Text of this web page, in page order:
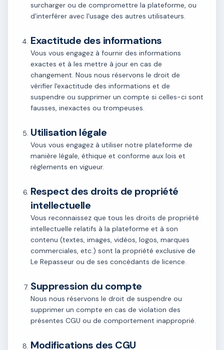
surcharger ou de compromettre la plateforme, ou
d'interférer avec l'usage des autres utilisateurs.
Exactitude des informations
Vous vous engagez à fournir des informations
exactes et à les mettre à jour en cas de
changement. Nous nous réservons le droit de
vérifier l'exactitude des informations et de
suspendre ou supprimer un compte si celles-ci sont
fausses, inexactes ou trompeuses.
Utilisation légale
Vous vous engagez à utiliser notre plateforme de
manière légale, éthique et conforme aux lois et
règlements en vigueur.
Respect des droits de propriété
intellectuelle
Vous reconnaissez que tous les droits de propriété
intellectuelle relatifs à la plateforme et à son
contenu (textes, images, vidéos, logos, marques
commerciales, etc.) sont la propriété exclusive de
Le Repasseur ou de ses concédants de licence.
Suppression du compte
Nous nous réservons le droit de suspendre ou
supprimer un compte en cas de violation des
présentes CGU ou de comportement inapproprié.
Modifications des CGU